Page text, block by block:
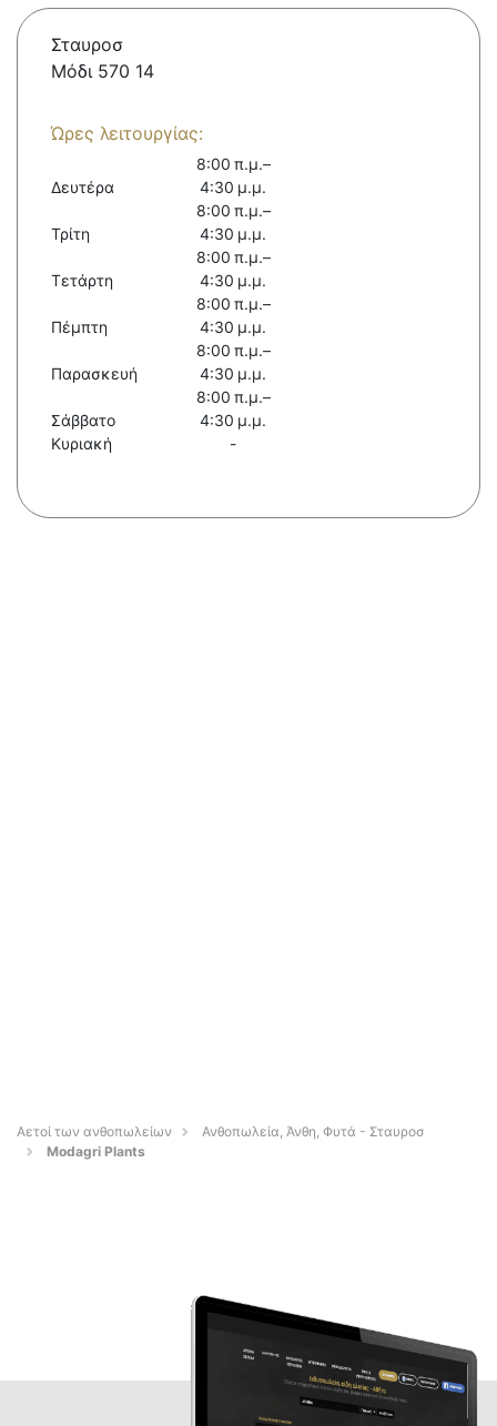
Σταυροσ
Μόδι 570 14
Ώρες λειτουργίας:
Δευτέρα
8:00 π.μ.–
4:30 μ.μ.
Τρίτη
8:00 π.μ.–
4:30 μ.μ.
Τετάρτη
8:00 π.μ.–
4:30 μ.μ.
Πέμπτη
8:00 π.μ.–
4:30 μ.μ.
Παρασκευή
8:00 π.μ.–
4:30 μ.μ.
Σάββατο
8:00 π.μ.–
4:30 μ.μ.
Κυριακή
-
Αετοί των ανθοπωλείων
Ανθοπωλεία, Άνθη, Φυτά - Σταυροσ
Modagri Plants